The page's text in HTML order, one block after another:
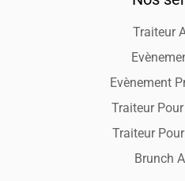
Traiteur
Evènement
Traiteur
Traiteur
Brunch